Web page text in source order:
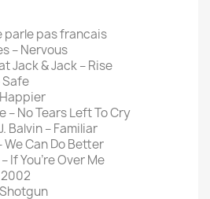
parle pas francais
– Nervous
Jack & Jack – Rise
Safe
– No Tears Left To Cry
Balvin – Familiar
Can Do Better
If You’re Over Me
Shotgun